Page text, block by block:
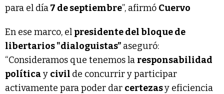
para el día7 de septiembre”, afirmó Cuervo
En ese marco, el presidente del bloque de
libertarios "dialoguistas” aseguró:
“Consideramos que tenemos la responsabilidad
políticay civil de concurrir y participar
activamente para poder dar certezasy eficiencia